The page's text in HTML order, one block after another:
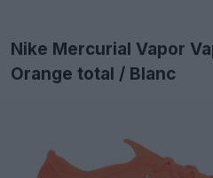
Nike Mercurial Vapor
Orange total / Blanc